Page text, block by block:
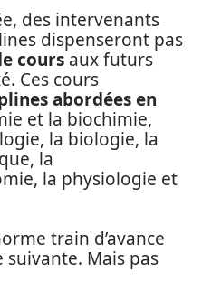
des intervenants
dispenseront pas
cours aux futurs
Ces cours
abordées en
et la biochimie,
la biologie, la
la
la physiologie et
train d’avance
suivante. Mais pas